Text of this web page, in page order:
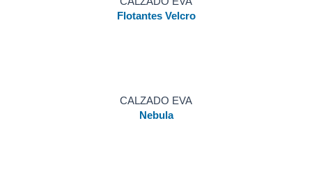
Flotantes Velcro
CALZADO EVA
Nebula